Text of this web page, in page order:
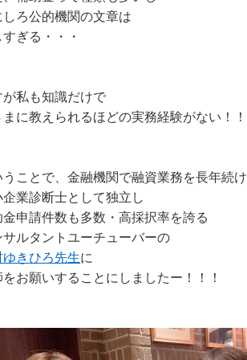
しろ公的機関の文章は
ぎる・・・
が私も知識だけで
まに教えられるほどの実務経験がない！！
うことで、金融機関で融資業務を長年続
企業診断士として独立し
申請件数も多数・高採択率を誇る
サルタントユーチューバーの
きひろ先生に
お願いすることにしましたー！！！